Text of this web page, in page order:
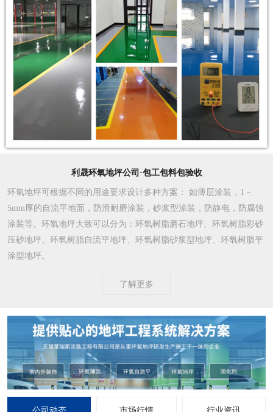
利晟环氧地坪公司·包工包料包验收
环氧地坪可根据不同的用途要求设计多种方案 ： 如薄层涂装，1－
5mm厚的自流平地面，防滑耐磨涂装，砂浆型涂装，防静电，防腐蚀
涂装等。环氧地坪大致可以分为：环氧树脂磨石地坪、环氧树脂彩砂
压砂地坪、环氧树脂自流平地坪、环氧树脂砂浆型地坪、环氧树脂平
涂型地坪。
了解更多
公司动态 市场行情 行业资讯